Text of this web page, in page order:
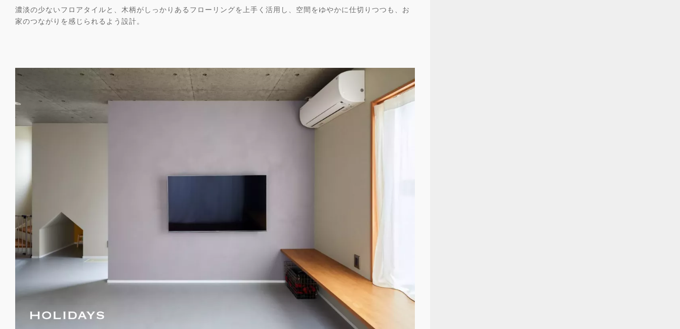
濃淡の少ないフロアタイルと、木柄がしっかりあるフローリングを上手く活用し、空間をゆやかに仕切りつつも、お
家のつながりを感じられるよう設計。